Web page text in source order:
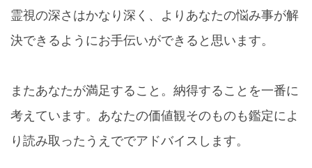
霊視の深さはかなり深く、よりあなたの悩み事が解
決できるようにお手伝いができると思います。
またあなたが満足すること。納得することを一番に
考えています。あなたの価値観そのものも鑑定によ
り読み取ったうえででアドバイスします。